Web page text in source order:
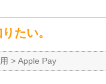
たい。
> Apple Pay